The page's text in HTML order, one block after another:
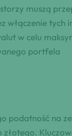
muszą
włączenie tych
w celu
portfela
podatność na